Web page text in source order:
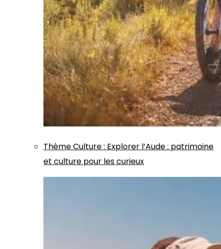
ThèmeCulture: Explorer l’Aude : patrimoine
et culture pour les curieux